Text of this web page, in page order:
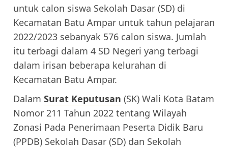
untuk calon siswa Sekolah Dasar (SD) di
Kecamatan Batu Ampar untuk tahun pelajaran
2022/2023 sebanyak 576 calon siswa. Jumlah
itu terbagi dalam 4 SD Negeri yang terbagi
dalam irisan beberapa kelurahan di
Kecamatan Batu Ampar.
Dalam Surat Keputusan (SK) Wali Kota Batam
Nomor 211 Tahun 2022 tentang Wilayah
Zonasi Pada Penerimaan Peserta Didik Baru
(PPDB) Sekolah Dasar (SD) dan Sekolah